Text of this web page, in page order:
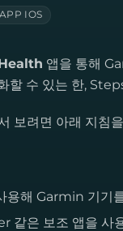
IOS
앱을 통해
수 있는 한,
보려면 아래 지침
해 Garmin 기기
은 보조 앱을 사